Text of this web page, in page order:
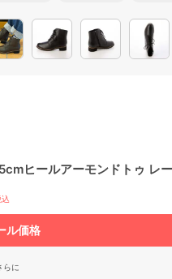
ヒールアーモンドトゥ レ
ル価格
らに